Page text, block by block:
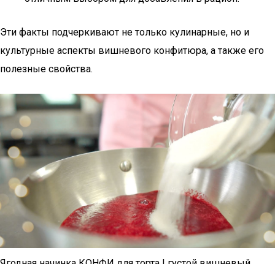
Эти факты подчеркивают не только кулинарные, но и
культурные аспекты вишневого конфитюра, а также его
полезные свойства.